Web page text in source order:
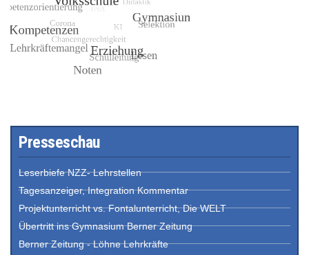
Presseschau
Leserbiefe NZZ- Lehrstellen
Tagesanzeiger, Integration Kommentar
Projektunterricht vs. Fontalunterricht, Die WELT
Übertritt ins Gymnasium Berner Zeitung
Berner Zeitung - Löhne Lehrkräfte